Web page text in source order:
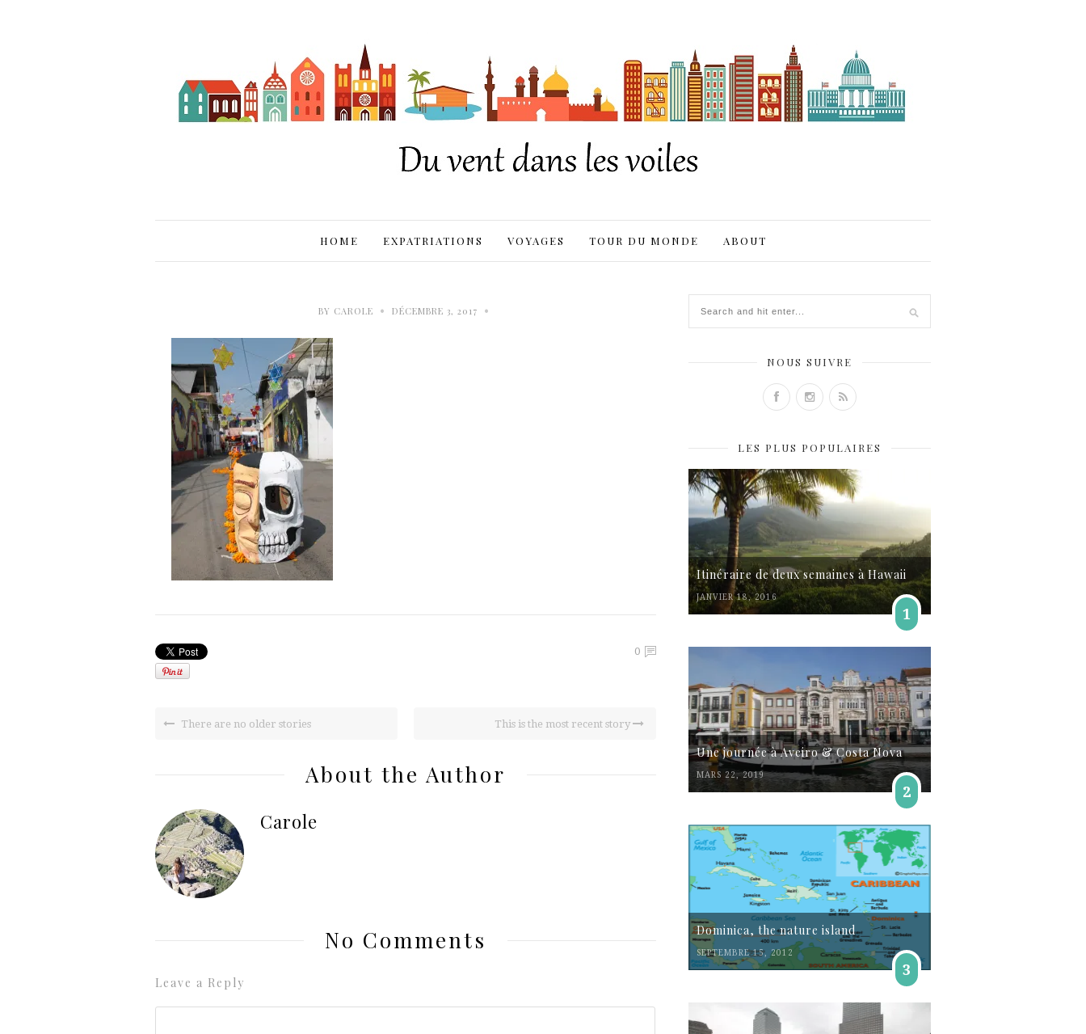
HOME EXPATRIATIONS VOYAGES TOUR DU MONDE ABOUT
BY CAROLE • DÉCEMBRE 3, 2017 •
0
There are no older stories This is the most recent story
About the Author
Carole
No Comments
Leave a Reply
NOUS SUIVRE
LES PLUS POPULAIRES
Itinéraire de deux semaines à Hawaii
JANVIER 18, 2016
1
Une journée à Aveiro & Costa Nova
MARS 22, 2019
2
Dominica, the nature island
SEPTEMBRE 15, 2012
3